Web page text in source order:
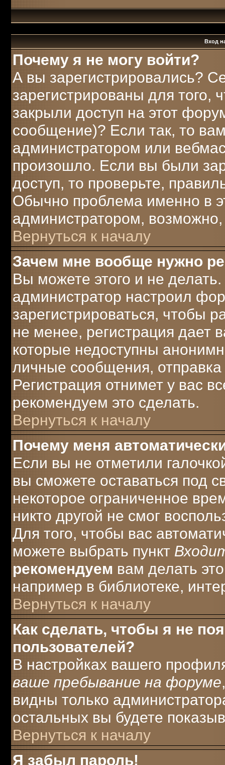
Вход
Почему я не могу войти?
А вы зарегистрировались?
зарегистрированы для
закрыли доступ на этот
сообщение)? Если так, то
администратором или
произошло. Если вы были
доступ, то проверьте,
Обычно проблема именно в
администратором,
Вернуться к началу
Зачем мне вообще нужно
Вы можете этого и не делать.
администратор настроил
зарегистрироваться, чтобы
не менее, регистрация дает
которые недоступны
личные сообщения, отправка
Регистрация отнимет у вас
рекомендуем это сделать.
Вернуться к началу
Почему меня
Если вы не отметили
вы сможете оставаться под
некоторое ограниченное
никто другой не смог
Для того, чтобы вас
можете выбрать пункт
рекомендуем вам делать
например в библиотеке,
Вернуться к началу
Как сделать, чтобы я не
пользователей?
В настройках вашего
ваше пребывание на форуме
видны только
остальных вы будете
Вернуться к началу
Я забыл пароль!